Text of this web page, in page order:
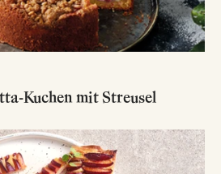
Kuchen mit Streusel